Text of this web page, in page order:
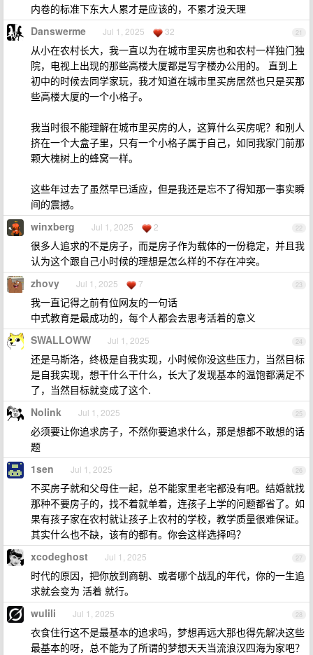
内卷的标准下东大人累才是应该的，不累才没天理
21
Danswerme Jul 1, 2025 32
从小在农村长大，我一直以为在城市里买房也和农村一样独门独
院，电视上出现的那些高楼大厦都是写字楼办公用的。 直到上
初中的时候去同学家玩，我才知道在城市里买房居然也只是买那
些高楼大厦的一个小格子。
我当时很不能理解在城市里买房的人，这算什么买房呢？和别人
挤在一个大盒子里，只有一个小格子属于自己，如同我家门前那
颗大槐树上的蜂窝一样。
这些年过去了虽然早已适应，但是我还是忘不了得知那一事实瞬
间的震撼。
22
winxberg Jul 1, 2025 2
很多人追求的不是房子，而是房子作为载体的一份稳定，并且我
认为这个跟自己小时候的理想是怎么样的不存在冲突。
23
zhovy Jul 1, 2025 7
我一直记得之前有位网友的一句话
中式教育是最成功的，每个人都会去思考活着的意义
24
SWALLOWW Jul 1, 2025
还是马斯洛，终极是自我实现，小时候你没这些压力，当然目标
是自我实现，想干什么干什么，长大了发现基本的温饱都满足不
了，当然目标就变成了这个.
25
Nolink Jul 1, 2025
必须要让你追求房子，不然你要追求什么，那是想都不敢想的话
题
26
1sen Jul 1, 2025
不买房子就和父母住一起，总不能家里老宅都没有吧。结婚就找
那种不要房子的，找不着就单着，连孩子上学的问题都省了。如
果有孩子家在农村就让孩子上农村的学校，教学质量很难保证。
其实什么也不缺，该有的都有。你会这样选择吗？
27
xcodeghost Jul 1, 2025
时代的原因，把你放到商朝、或者哪个战乱的年代，你的一生追
求就会变为 活着 就行。
28
wulili Jul 1, 2025
衣食住行这不是最基本的追求吗，梦想再远大那也得先解决这些
最基本的呀，总不能为了所谓的梦想天天当流浪汉四海为家吧？